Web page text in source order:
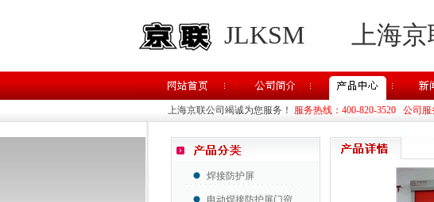
JLKSM 上海
上海京联公司竭诚为您服务！ 服务热线：400-820-3520 公司服
焊接防护屏
电动焊接防护屏门帘